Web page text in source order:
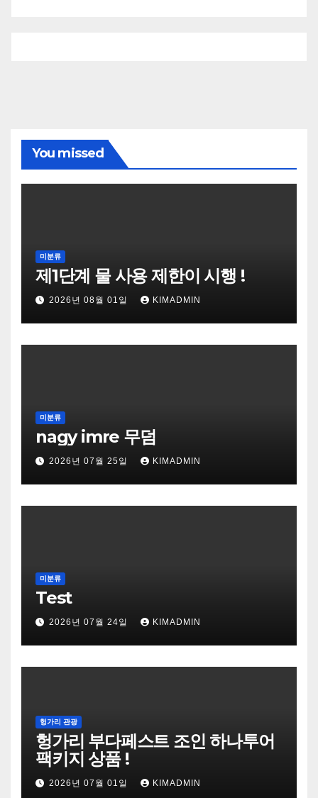
You missed
미분류
제1단계 물 사용 제한이 시행 !
2026년 08월 01일 KIMADMIN
미분류
nagy imre 무덤
2026년 07월 25일 KIMADMIN
미분류
Test
2026년 07월 24일 KIMADMIN
헝가리 관광
헝가리 부다페스트 조인 하나투어
팩키지 상품 !
2026년 07월 01일 KIMADMIN